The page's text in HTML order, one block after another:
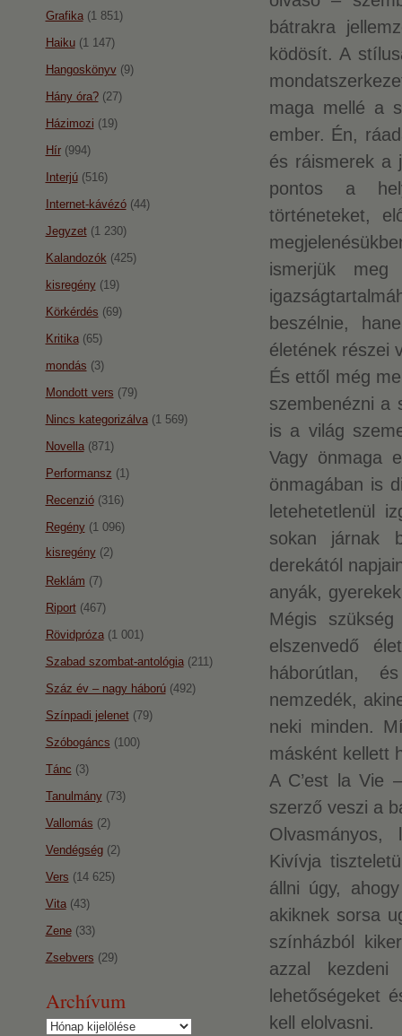
bátrakra
ködösít. A
maga mellé a
ember. Én,
és ráismerek a
pontos a
történeteket,
ismerjük
beszélnie,
életének részei
És ettől még
szembenézni a
is a világ
Vagy önmaga
önmagában is
letehetetlenül
sokan járnak
derekától
anyák,
Mégis
elszenvedő
háborútlan,
nemzedék,
neki minden.
másként kellett
A C’est la Vie
szerző veszi a
Olvasmányos,
Kivívja
állni úgy,
akiknek sorsa
színházból
azzal
lehetőségeket
kell elolvasni.
Grafika(1 851)
Haiku(1 147)
Hangoskönyv(9)
Hány óra?(27)
Házimozi (19)
Hír(994)
Interjú(516)
Internet-kávézó(44)
Jegyzet(1 230)
Kalandozók (425)
kisregény(19)
Körkérdés (69)
Kritika(65)
mondás (3)
Mondott vers (79)
Nincs kategorizálva(1 569)
Novella(871)
Performansz (1)
Recenzió(316)
Regény(1 096)
kisregény(2)
Reklám (7)
Riport(467)
Rövidpróza(1 001)
Szabad szombat-antológia(211)
Száz év – nagy háború(492)
Színpadi jelenet(79)
Szóbogáncs (100)
Tánc (3)
Tanulmány(73)
Vallomás (2)
Vendégség(2)
Vers (14 625)
Vita(43)
Zene(33)
Zsebvers (29)
Archívum
Archívum